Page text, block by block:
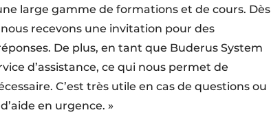
large gamme de formations et de cours. Dès
recevons une invitation pour des
De plus, en tant que Buderus System
d’assistance, ce qui nous permet de
C’est très utile en cas de questions ou
en urgence. »